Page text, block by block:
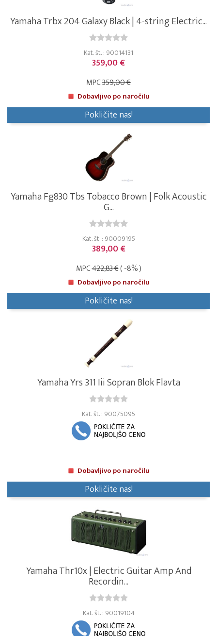
Yamaha Trbx 204 Galaxy Black | 4-string Electric...
Kat. št. : 90014131
359,00 €
MPC359,00 €
Dobavljivo po naročilu
Pokličite nas!
Yamaha Fg830 Tbs Tobacco Brown | Folk Acoustic
G...
Kat. št. : 90009195
389,00 €
MPC422,83 €( -8% )
Dobavljivo po naročilu
Pokličite nas!
Yamaha Yrs 311 Iii Sopran Blok Flavta
Kat. št. : 90075095
Dobavljivo po naročilu
Pokličite nas!
Yamaha Thr10x | Electric Guitar Amp And
Recordin...
Kat. št. : 90019104